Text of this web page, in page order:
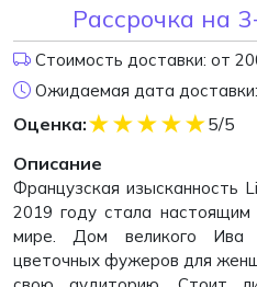
Рассрочка на
Стоимость доставки: от
Ожидаемая дата
Оценка: ★
★
★
★
★
5/5
Описание
Французская изысканность
2019 году стала
мире. Дом великого Ива
цветочных фужеров для